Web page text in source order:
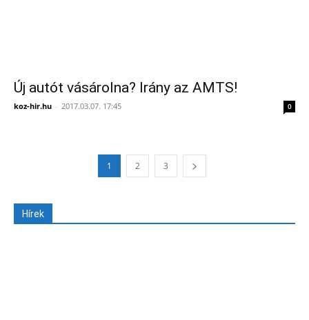
Új autót vásárolna? Irány az AMTS!
koz-hir.hu - 2017.03.07. 17:45 0
1 2 3
Hírek